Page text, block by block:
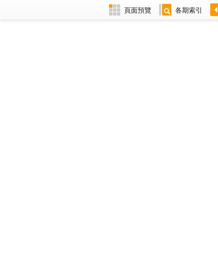
頁面預覽 各期索引